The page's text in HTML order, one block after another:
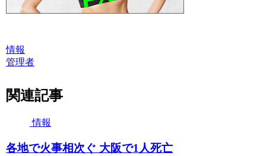
情報
管理者
関連記事
情報
各地で火事相次ぐ 大阪で1人死亡